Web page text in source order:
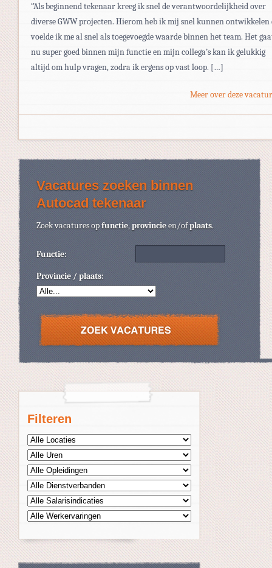
Filteren
‘’Als beginnend tekenaar kreeg ik snel de verantwoordelijkheid over
diverse GWW projecten. Hierom heb ik mij snel kunnen ontwikkelen
voelde ik me al snel als toegevoegde waarde binnen het team. Het
nu super goed binnen mijn functie en mijn collega’s kan ik gelukkig
altijd om hulp vragen, zodra ik ergens op vast loop. […]
Meer over deze
Vacatures zoeken binnen
Autocad tekenaar
Zoek vacatures opfunctie,provincieen/ofplaats.
Functie:
Provincie / plaats: